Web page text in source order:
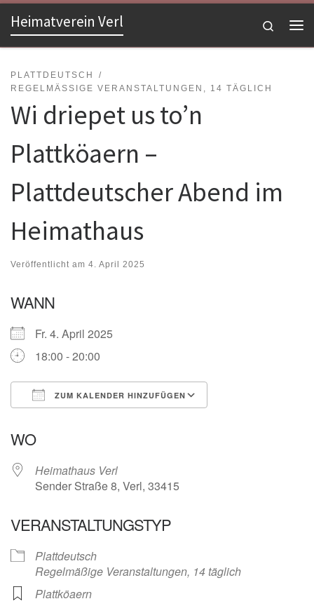
Zum Inhalt springen
Heimatverein Verl
Search
PLATTDEUTSCH
REGELMÄSSIGE VERANSTALTUNGEN, 14 TÄGLICH
Wi driepet us to’n
Plattköaern –
Plattdeutscher Abend im
Heimathaus
Veröffentlicht am 4. April 2025
WANN
Fr. 4. April 2025
18:00 - 20:00
ZUM KALENDER HINZUFÜGEN
WO
Heimathaus Verl
Sender Straße 8, Verl, 33415
VERANSTALTUNGSTYP
Plattdeutsch
Regelmäßige Veranstaltungen, 14 täglich
Plattköaern